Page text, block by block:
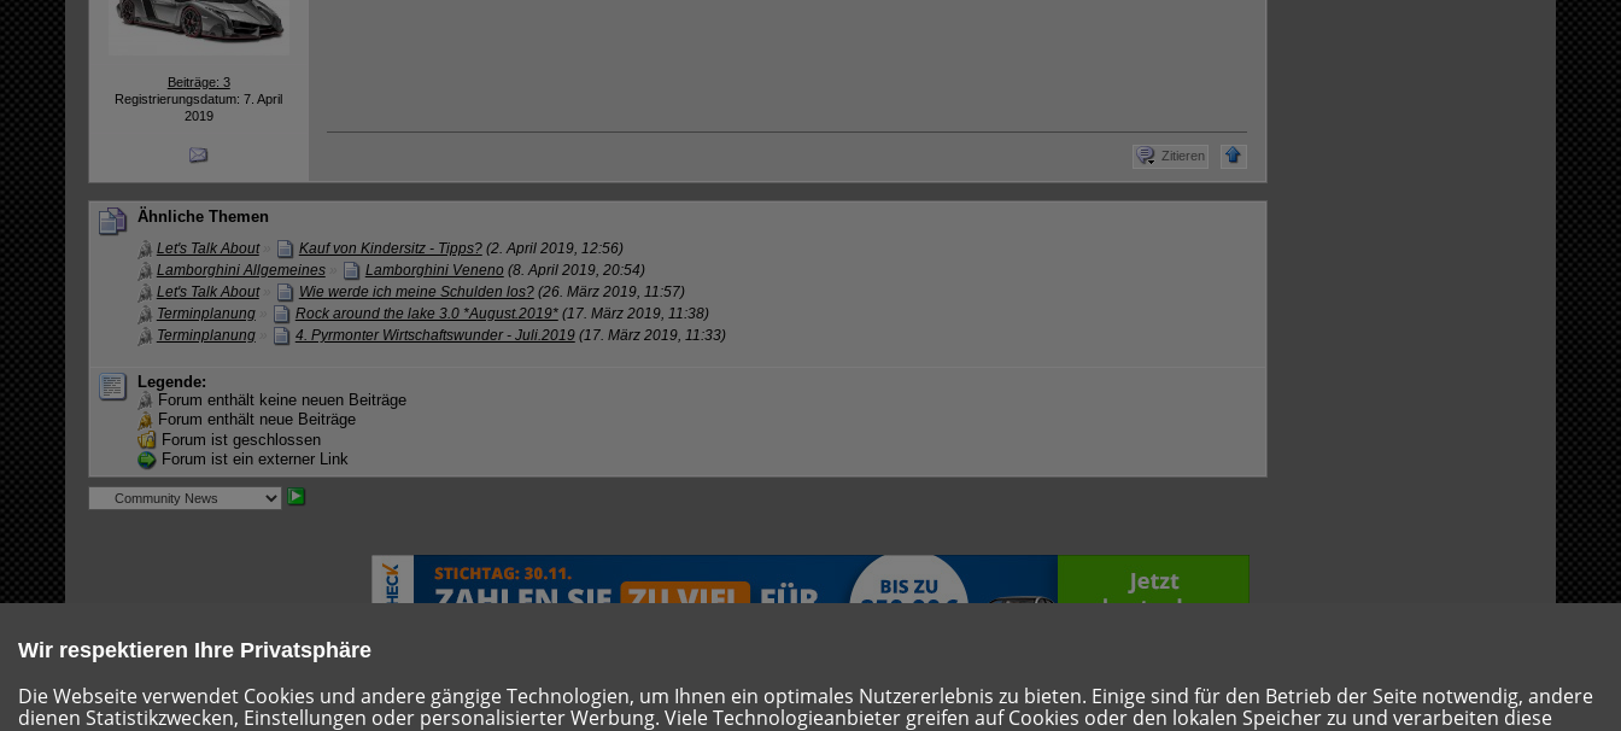
Beiträge: 3
Registrierungsdatum: 7. April
2019
Zitieren
Ähnliche Themen
Let's Talk About» Kauf von Kindersitz - Tipps? (2. April 2019, 12:56)
Lamborghini Allgemeines» Lamborghini Veneno (8. April 2019, 20:54)
Let's Talk About» Wie werde ich meine Schulden los? (26. März 2019, 11:57)
Terminplanung» Rock around the lake 3.0 *August.2019* (17. März 2019, 11:38)
Terminplanung» 4. Pyrmonter Wirtschaftswunder - Juli.2019 (17. März 2019, 11:33)
Legende:
Forum enthält keine neuen Beiträge
Forum enthält neue Beiträge
Forum ist geschlossen
Forum ist ein externer Link
Hilfe Impressum Nutzungsbestimmungen Datenschutzerklärung Cookie Einstellungen zurücksetzen Freitag, 7. August 2026, 19:04
Wir respektieren Ihre Privatsphäre
Die Webseite verwendet Cookies und andere gängige Technologien, um Ihnen ein optimales Nutzererlebnis zu bieten. Einige sind für den Betrieb der Seite notwendig, andere
dienen Statistikzwecken, Einstellungen oder personalisierter Werbung. Viele Technologieanbieter greifen auf Cookies oder den lokalen Speicher zu und verarbeiten diese